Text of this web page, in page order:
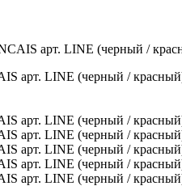
арт. LINE (черный /